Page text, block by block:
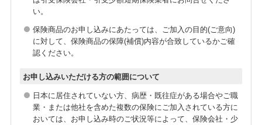
い。
保険商品のお申し込みにあたっては、ご加入の目的(ご意向)
に対して、保険商品の保障(補償)内容が合致しているかご確
認ください。
お申し込みいただける方の範囲について
日本に居住されていない方、病歴・既往症がある場合やご職
業・または他社を含めた複数の保険にご加入されている方に
おいては、お申し込み時のご状況等によって、保険会社・少